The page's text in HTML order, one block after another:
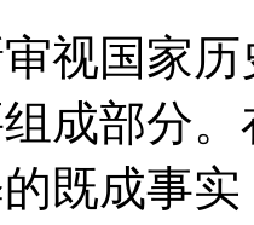
视国家
成部分
既成事